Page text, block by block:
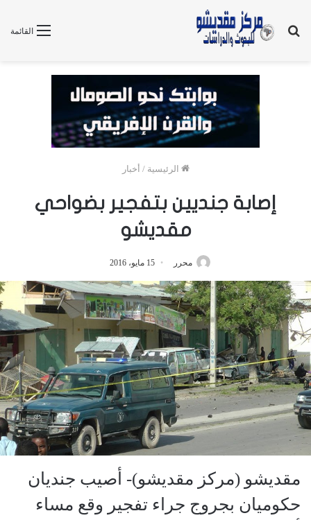
القائمة
بحث
الرئيسية / أخبار
إصابة جنديين بتفجير بضواحي
مقديشو
محرر 15 مايو، 2016
مقديشو (مركز مقديشو)- أصيب جنديان
حكوميان بجروج جراء تفجير وقع مساء